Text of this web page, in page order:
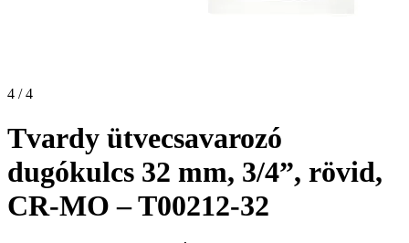
4 / 4
Tvardy ütvecsavarozó
dugókulcs 32 mm, 3/4”, rövid,
CR-MO – T00212-32